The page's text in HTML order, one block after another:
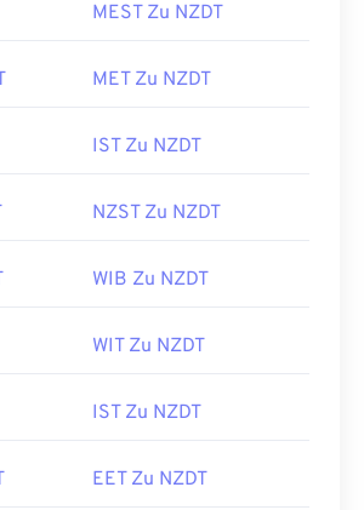
MEST Zu NZDT
MET Zu NZDT
IST Zu NZDT
NZST Zu NZDT
WIB Zu NZDT
WIT Zu NZDT
IST Zu NZDT
EET Zu NZDT